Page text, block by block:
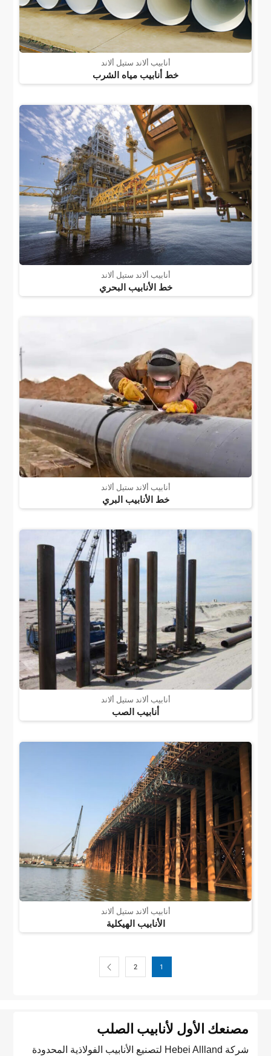
أنابيب ألاند ستيل ألاند
خط أنابيب مياه الشرب
أنابيب ألاند ستيل ألاند
خط الأنابيب البحري
أنابيب ألاند ستيل ألاند
خط الأنابيب البري
أنابيب ألاند ستيل ألاند
أنابيب الصب
أنابيب ألاند ستيل ألاند
الأنابيب الهيكلية
1
2
مصنعك الأول لأنابيب الصلب
شركة Hebei Allland لتصنيع الأنابيب الفولاذية المحدودة